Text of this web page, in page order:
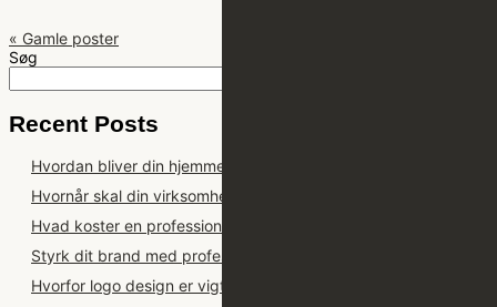
« Gamle poster
Søg
Recent Posts
Hvordan bliver din hjemmeside fundet i ChatGPT?
Hvornår skal din virksomhed have en ny hjemmeside?
Hvad koster en professionel hjemmeside i 2026?
Styrk dit brand med professionel grafisk design i 2026
Hvorfor logo design er vigtigt i din virksomhed i 2026